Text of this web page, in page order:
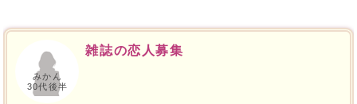
みかん
30代後半
雑誌の恋人募集